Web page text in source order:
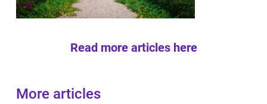
Read more articles here
More articles